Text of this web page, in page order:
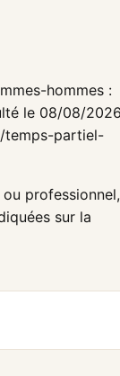
hommes :
le 08/08/
temps-partiel-
professionnel,
sur la